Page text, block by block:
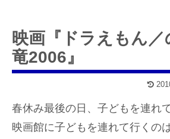
映画『ドラえもん
竜2006』
春休み最後の日、子どもを連れ
映画館に子どもを連れて行くの